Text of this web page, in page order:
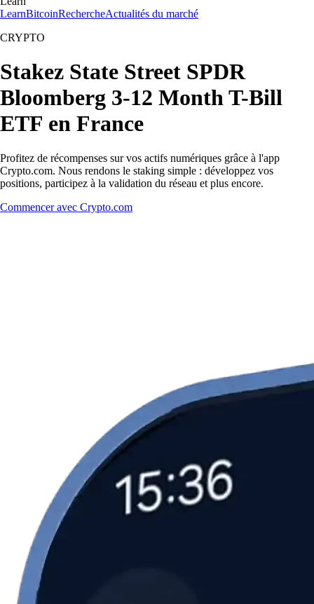
LearnBitcoinRechercheActualités du marché
CRYPTO
Stakez State Street SPDR
Bloomberg 3-12 Month T-Bill
ETF en France
Profitez de récompenses sur vos actifs numériques grâce à l'app
Crypto.com. Nous rendons le staking simple : développez vos
positions, participez à la validation du réseau et plus encore.
Commencer avec Crypto.com